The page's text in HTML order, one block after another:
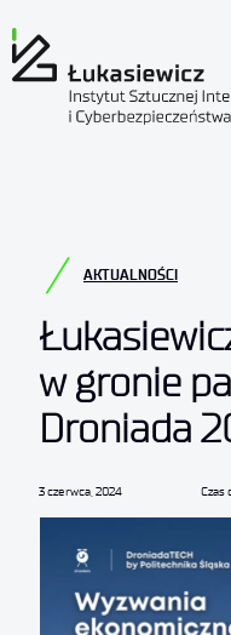
AKTUALNOŚCI
w gronie
Droniada
3 czerwca, 2024 Czas